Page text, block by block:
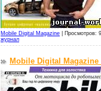
Mobile Digital Magazine
Просмотров:
журнал
Mobile Digital